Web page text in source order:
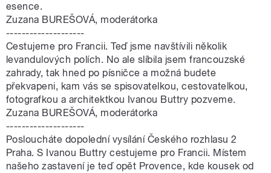
esence.
Zuzana BUREŠOVÁ, moderátorka
--------------------
Cestujeme pro Francii. Teď jsme navštívili několik
levandulových polích. No ale slíbila jsem francouzské
zahrady, tak hned po písničce a možná budete
překvapeni, kam vás se spisovatelkou, cestovatelkou,
fotografkou a architektkou Ivanou Buttry pozveme.
Zuzana BUREŠOVÁ, moderátorka
--------------------
Posloucháte dopolední vysílání Českého rozhlasu 2
Praha. S Ivanou Buttry cestujeme pro Francii. Místem
našeho zastavení je teď opět Provence, kde kousek od